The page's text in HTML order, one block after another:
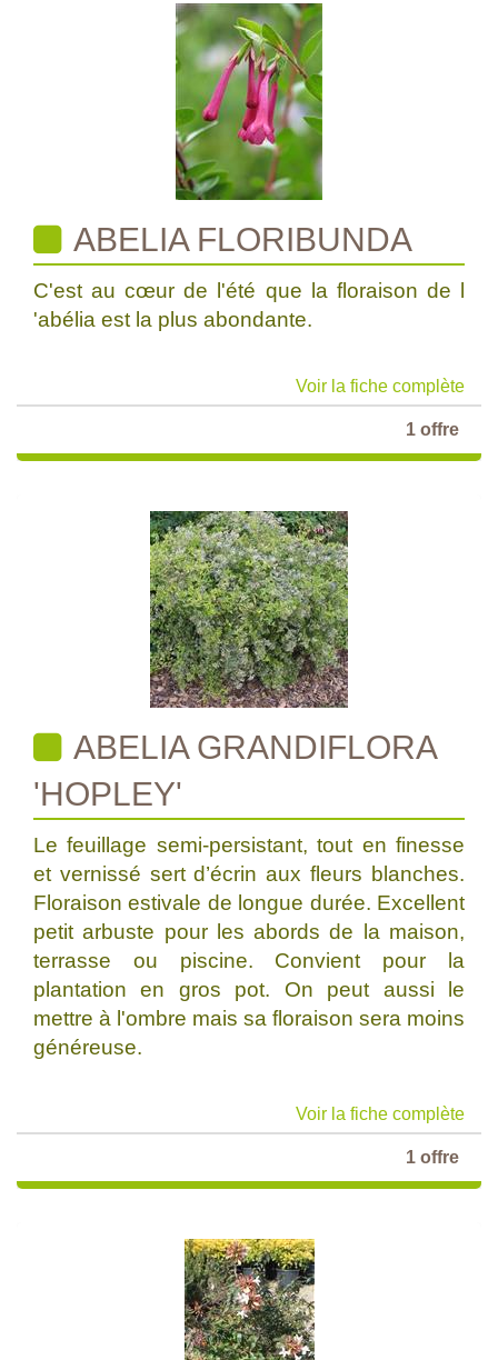
ABELIA FLORIBUNDA
C'est au cœur de l'été que la floraison de l
'abélia est la plus abondante.
Voir la fiche complète
1 offre
ABELIA GRANDIFLORA
'HOPLEY'
Le feuillage semi-persistant, tout en finesse
et vernissé sert d’écrin aux fleurs blanches.
Floraison estivale de longue durée. Excellent
petit arbuste pour les abords de la maison,
terrasse ou piscine. Convient pour la
plantation en gros pot. On peut aussi le
mettre à l'ombre mais sa floraison sera moins
généreuse.
Voir la fiche complète
1 offre